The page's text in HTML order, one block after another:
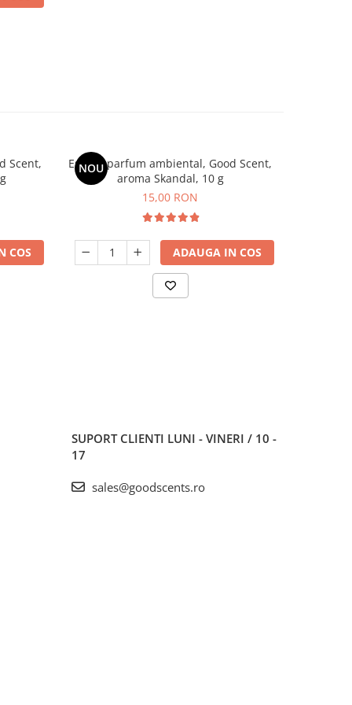
Scent,
COS
NOU
Esenta parfum ambiental, Good Scent,
aroma Skandal, 10 g
15,00 RON
ADAUGA IN COS
SUPORT CLIENTI LUNI - VINERI / 10 -
17
sales@goodscents.ro